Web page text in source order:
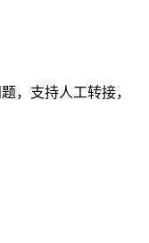
，支持人工转接，